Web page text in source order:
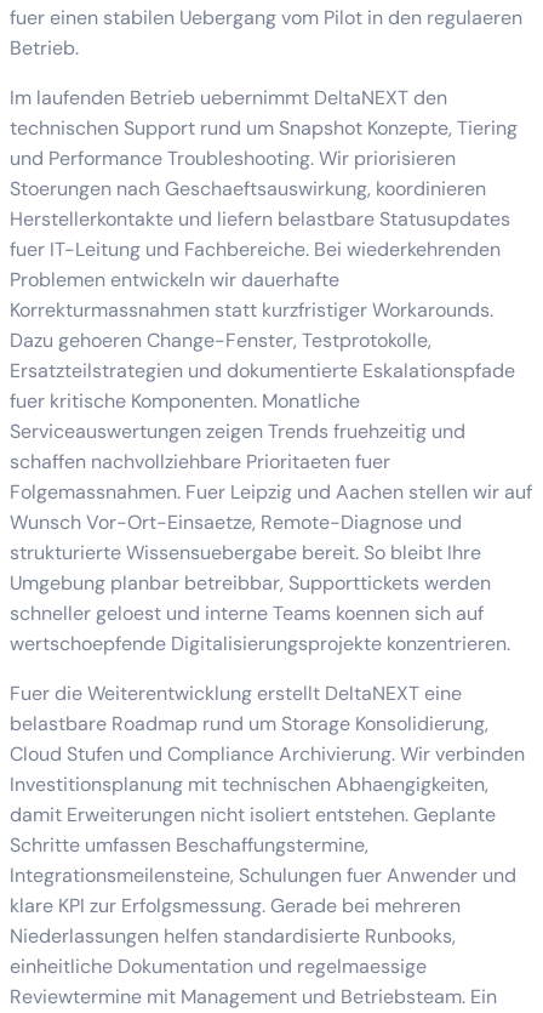
fuer einen stabilen Uebergang vom Pilot in den regulaeren
Betrieb.
Im laufenden Betrieb uebernimmt DeltaNEXT den
technischen Support rund um Snapshot Konzepte, Tiering
und Performance Troubleshooting. Wir priorisieren
Stoerungen nach Geschaeftsauswirkung, koordinieren
Herstellerkontakte und liefern belastbare Statusupdates
fuer IT-Leitung und Fachbereiche. Bei wiederkehrenden
Problemen entwickeln wir dauerhafte
Korrekturmassnahmen statt kurzfristiger Workarounds.
Dazu gehoeren Change-Fenster, Testprotokolle,
Ersatzteilstrategien und dokumentierte Eskalationspfade
fuer kritische Komponenten. Monatliche
Serviceauswertungen zeigen Trends fruehzeitig und
schaffen nachvollziehbare Prioritaeten fuer
Folgemassnahmen. Fuer Leipzig und Aachen stellen wir auf
Wunsch Vor-Ort-Einsaetze, Remote-Diagnose und
strukturierte Wissensuebergabe bereit. So bleibt Ihre
Umgebung planbar betreibbar, Supporttickets werden
schneller geloest und interne Teams koennen sich auf
wertschoepfende Digitalisierungsprojekte konzentrieren.
Fuer die Weiterentwicklung erstellt DeltaNEXT eine
belastbare Roadmap rund um Storage Konsolidierung,
Cloud Stufen und Compliance Archivierung. Wir verbinden
Investitionsplanung mit technischen Abhaengigkeiten,
damit Erweiterungen nicht isoliert entstehen. Geplante
Schritte umfassen Beschaffungstermine,
Integrationsmeilensteine, Schulungen fuer Anwender und
klare KPI zur Erfolgsmessung. Gerade bei mehreren
Niederlassungen helfen standardisierte Runbooks,
einheitliche Dokumentation und regelmaessige
Reviewtermine mit Management und Betriebsteam. Ein